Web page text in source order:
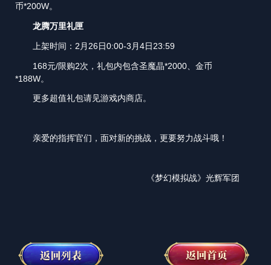
币*200W。
龙腾万里礼匣
上架时间：2月26日0:00-3月4日23:59
168元/限购2次，礼包内包含圣魔晶*2000、金币
*188W。
更多超值礼包请见游戏内商店。
亲爱的指挥官们，面对新的挑战，更要努力战斗哦！
《梦幻模拟战》光辉军团